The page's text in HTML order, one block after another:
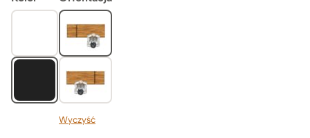
Wyczyść